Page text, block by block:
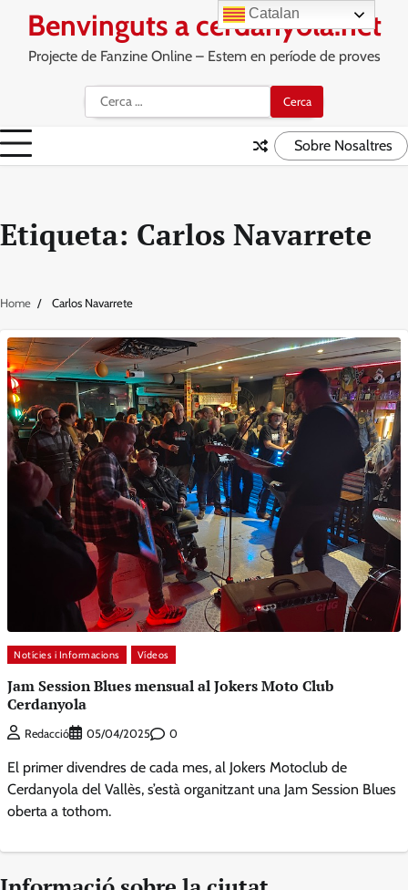
content
Benvinguts a cerdanyola.net
Projecte de Fanzine Online – Estem en període de proves
Cerca:
Sobre Nosaltres
Etiqueta: Carlos Navarrete
Home Carlos Navarrete
Notícies i Informacions Vídeos
Jam Session Blues mensual al Jokers Moto Club
Cerdanyola
Redacció 05/04/2025 0
El primer divendres de cada mes, al Jokers Motoclub de
Cerdanyola del Vallès, s’està organitzant una Jam Session Blues
oberta a tothom.
Catalan